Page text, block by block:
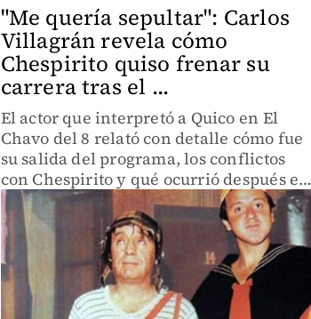
"Me quería sepultar": Carlos
Villagrán revela cómo
Chespirito quiso frenar su
carrera tras el ...
El actor que interpretó a Quico en El
Chavo del 8 relató con detalle cómo fue
su salida del programa, los conflictos
con Chespirito y qué ocurrió después en
su carrera artística.